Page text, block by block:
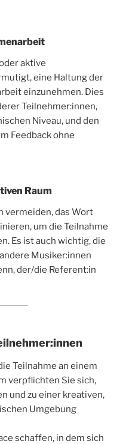
aktive
eine Haltung der
einzunehmen. Dies
Teilnehmer:innen,
Niveau, und den
Feedback ohne
Raum
vermeiden, das Wort
um die Teilnahme
Es ist auch wichtig, die
Musiker:innen
der/die Referent:in
Teilnahme an einem
verpflichten Sie sich,
und zu einer kreativen,
Umgebung
schaffen, in dem sich